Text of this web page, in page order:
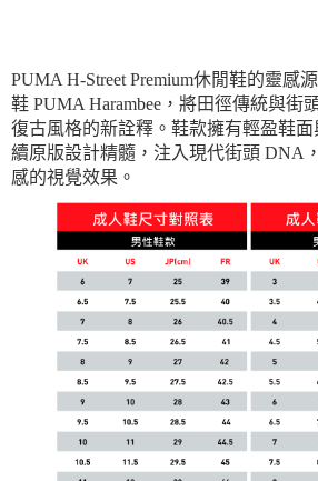
PUMA H-Street Premium休閒鞋的靈感
鞋 PUMA Harambee，將田徑傳統與街
復古風格的新詮釋。鞋款擁有輕盈鞋
續原版設計精髓，注入現代街頭 DNA
感的視覺效果。